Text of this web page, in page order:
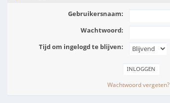
Gebruikersnaam:
Wachtwoord:
Tijd om ingelogd te blijven:
Wachtwoord vergeten?